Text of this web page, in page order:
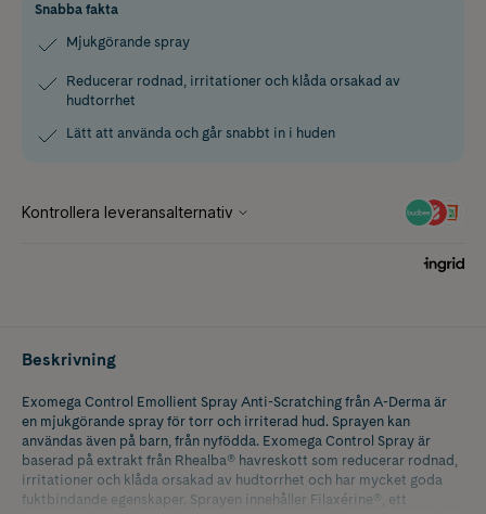
Snabba fakta
Mjukgörande spray
Reducerar rodnad, irritationer och klåda orsakad av
hudtorrhet
Lätt att använda och går snabbt in i huden
Beskrivning
Exomega Control Emollient Spray Anti-Scratching från A-Derma är
en mjukgörande spray för torr och irriterad hud. Sprayen kan
användas även på barn, från nyfödda. Exomega Control Spray är
baserad på extrakt från Rhealba® havreskott som reducerar rodnad,
irritationer och klåda orsakad av hudtorrhet och har mycket goda
fuktbindande egenskaper. Sprayen innehåller Filaxérine®, ett